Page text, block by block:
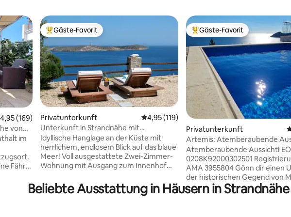
Bewertung: 4,95 von 5, 169 Bewertungen
4,95 (169)
von
Strand
im
Fähre
Beliebter Gäste-Favorit.
Gäste-Favorit
Privatunterkunft Durchschnittliche Bewertung: 4,95 von 5,
4,95 (119)
Unterkunft in Strandnähe mit
Meerzugang und Blick auf die Ägäis
Idyllische Hanglage an der Küste mit
herrlichem, endlosem Blick auf das blaue
Meer! Voll ausgestattete Zwei-Zimmer-
Wohnung mit Ausgang zum Innenhof
über zwei Räume, einer ist 40 m² groß
und verfügt über ein Schlafzimmer, ein
Beliebter Gäste-Favorit.
Gäste-Favorit
Privatunterkunft
Artemis: Atemberaubende
Privater Swimmingpool
Atemberaubende Aussicht!
0208Κ92000302501
AMA 3955804 Gönn dir einen
der historischen Gegend von
etwas außerhalb von Athen.
nur wenige Gehminuten vom
Beliebte Ausstattung in Häusern in